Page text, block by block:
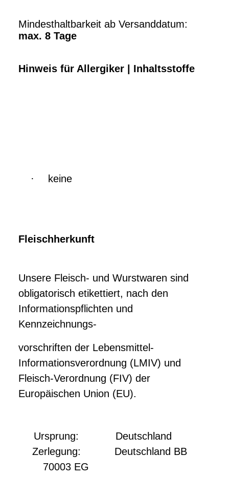
Mindesthaltbarkeit ab Versanddatum:
max. 8 Tage
Hinweis für Allergiker | Inhaltsstoffe
· keine
Fleischherkunft
Unsere Fleisch- und Wurstwaren sind
obligatorisch etikettiert, nach den
Informationspflichten und
Kennzeichnungs-
vorschriften der Lebensmittel-
Informationsverordnung (LMIV) und
Fleisch-Verordnung (FIV) der
Europäischen Union (EU).
Ursprung:
Deutschland
Zerlegung:
Deutschland BB
70003 EG